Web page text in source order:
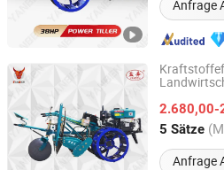
Anfrage
2.680,00-
5 Sätze
Anfrage
Yancheng Benniu Tractor Co., Ltd.
Jiangsu, China Seit